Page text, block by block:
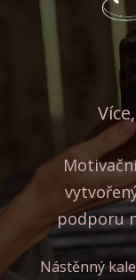
podporu
Nástěnný